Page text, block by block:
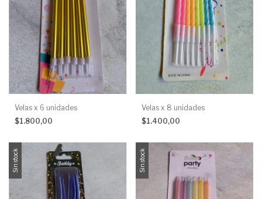
Velas x 6 unidades
$1.800,00
Velas x 8 unidades
$1.400,00
Sin stock Sin stock